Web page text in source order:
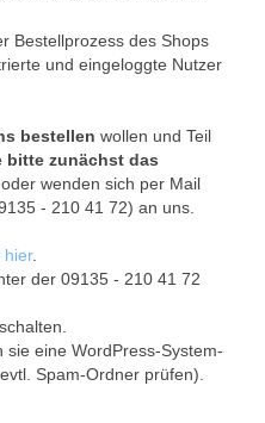
Bestellprozess des Shops
und eingeloggte Nutzer
bestellen wollen und Teil
bitte zunächst das
oder wenden sich per Mail
- 210 41 72) an uns.
hier.
der 09135 - 210 41 72
eine WordPress-System-
Spam-Ordner prüfen).